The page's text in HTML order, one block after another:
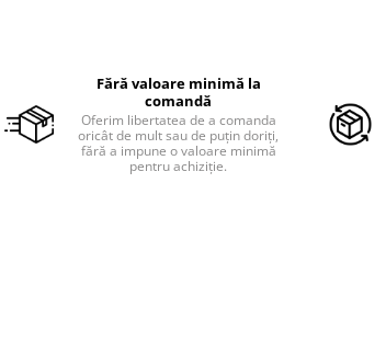
Fără valoare minimă la
comandă
Oferim libertatea de a comanda
oricât de mult sau de puțin doriți,
fără a impune o valoare minimă
pentru achiziție.